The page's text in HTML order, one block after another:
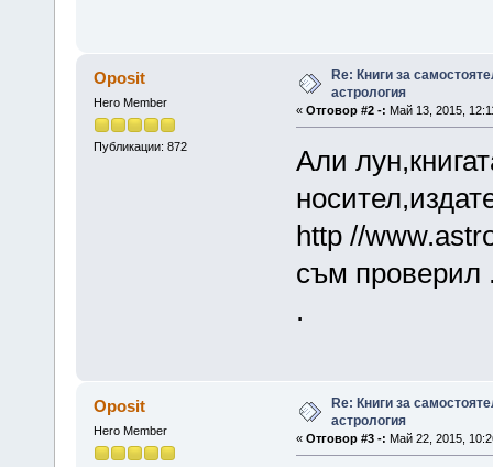
Oposit
Hero Member
Публикации: 872
Re: Книги за
астрология
« Отговор #2 -: Май 13, 2015,
Али
http //
съм проверил
.
Oposit
Hero Member
Re: Книги за
астрология
« Отговор #3 -: Май 22, 2015,